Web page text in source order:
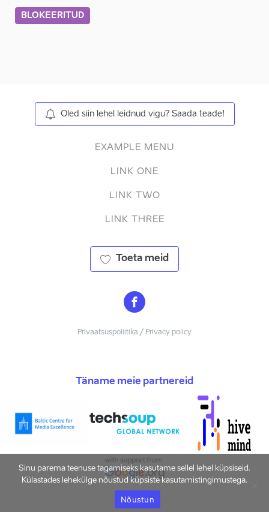
BLOKEERITUD
Oled siin lehel leidnud vigu? Saada teade!
EXAMPLE MENU
LINK ONE
LINK TWO
LINK THREE
Toeta meid
Privaatsuspoliitika / Privacy policy
Täname meie partnereid
Sinu parema teenuse tagamiseks kasutame sellel lehel küpsiseid.
Külastades lehekülge nõustud küpsiste kasutamistingimustega.
Nõustun